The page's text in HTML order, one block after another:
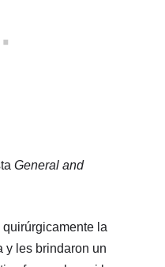
General and
la
y les brindaron un